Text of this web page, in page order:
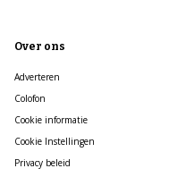
Over ons
Adverteren
Colofon
Cookie informatie
Cookie Instellingen
Privacy beleid